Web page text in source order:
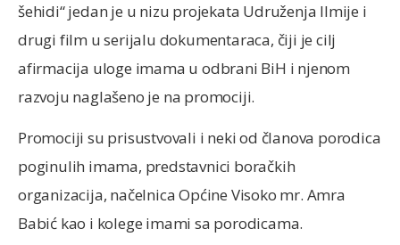
šehidi“ jedan je u nizu projekata Udruženja Ilmije i
drugi film u serijalu dokumentaraca, čiji je cilj
afirmacija uloge imama u odbrani BiH i njenom
razvoju naglašeno je na promociji.
Promociji su prisustvovali i neki od članova porodica
poginulih imama, predstavnici boračkih
organizacija, načelnica Općine Visoko mr. Amra
Babić kao i kolege imami sa porodicama.